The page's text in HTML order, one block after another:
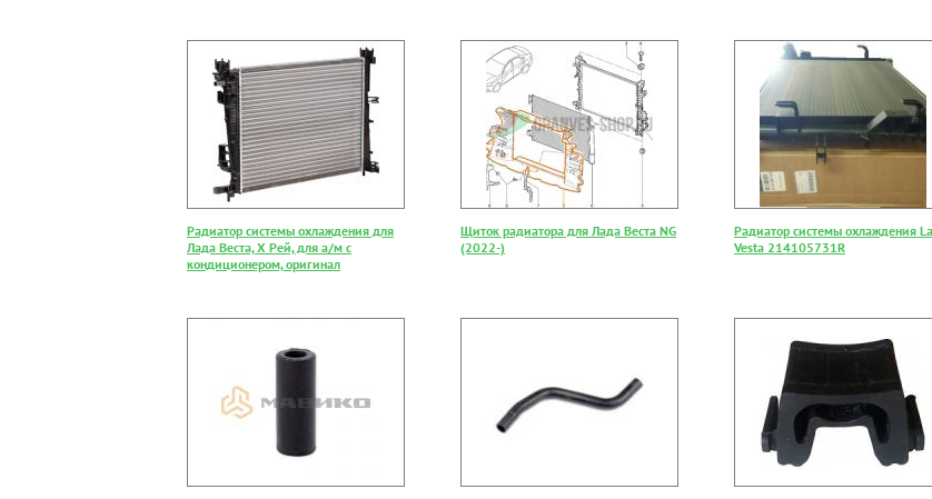
Радиатор системы охлаждения для
Лада Веста, Х Рей, для а/м с
кондиционером, оригинал
Щиток радиатора для Лада Веста NG
(2022-)
Радиатор системы охлаждения
Vesta 214105731R